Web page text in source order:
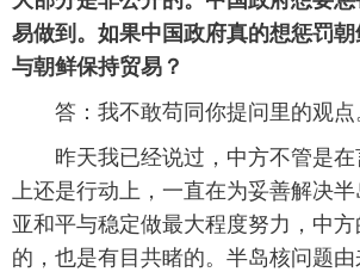
易做到。如果中国政府真的想惩罚
与朝鲜保持贸易？
答：我不敢苟同你提问里的观点
昨天我已经说过，中方不管是在
上还是行动上，一直在为妥善解决
亚和平与稳定做最大程度努力，中
的，也是有目共睹的。半岛核问题